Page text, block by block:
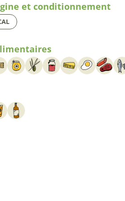
et conditionnement